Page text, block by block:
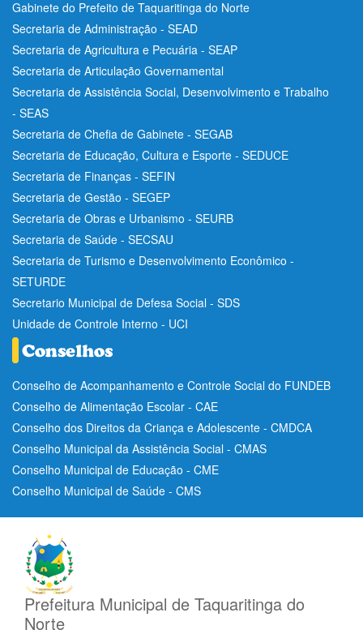
Gabinete do Prefeito de Taquaritinga do Norte
Secretaria de Administração - SEAD
Secretaria de Agricultura e Pecuária - SEAP
Secretaria de Articulação Governamental
Secretaria de Assistência Social, Desenvolvimento e Trabalho
- SEAS
Secretaria de Chefia de Gabinete - SEGAB
Secretaria de Educação, Cultura e Esporte - SEDUCE
Secretaria de Finanças - SEFIN
Secretaria de Gestão - SEGEP
Secretaria de Obras e Urbanismo - SEURB
Secretaria de Saúde - SECSAU
Secretaria de Turismo e Desenvolvimento Econômico -
SETURDE
Secretario Municipal de Defesa Social - SDS
Unidade de Controle Interno - UCI
Conselho de Acompanhamento e Controle Social do FUNDEB
Conselho de Alimentação Escolar - CAE
Conselho dos Direitos da Criança e Adolescente - CMDCA
Conselho Municipal da Assistência Social - CMAS
Conselho Municipal de Educação - CME
Conselho Municipal de Saúde - CMS
Prefeitura Municipal de Taquaritinga do
Norte